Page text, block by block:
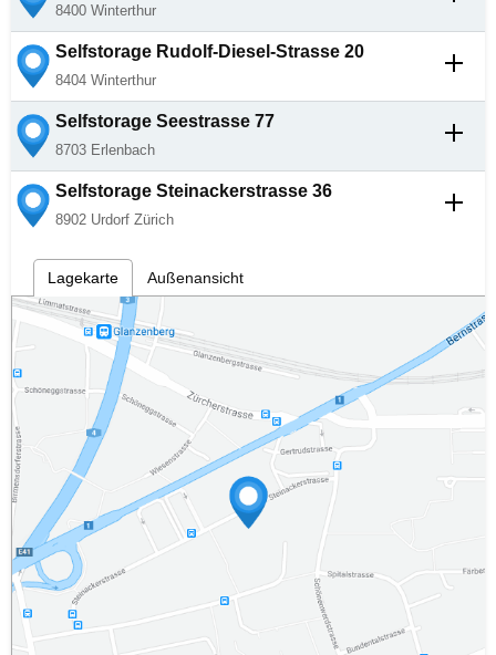
8400 Winterthur
Selfstorage Rudolf-Diesel-Strasse 20
8404 Winterthur
Selfstorage Seestrasse 77
8703 Erlenbach
Selfstorage Steinackerstrasse 36
8902 Urdorf Zürich
Lagekarte Außenansicht